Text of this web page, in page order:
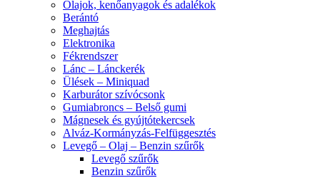
Olajok, kenőanyagok és adalékok
Berántó
Meghajtás
Elektronika
Fékrendszer
Lánc – Lánckerék
Ülések – Miniquad
Karburátor szívócsonk
Gumiabroncs – Belső gumi
Mágnesek és gyújtótekercsek
Alváz-Kormányzás-Felfüggesztés
Levegő – Olaj – Benzin szűrők
Levegő szűrők
Benzin szűrők